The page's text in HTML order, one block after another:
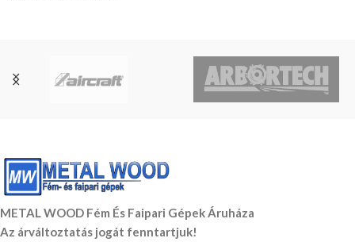
METAL WOOD Fém És Faipari Gépek Áruháza
Az árváltoztatás jogát fenntartjuk!